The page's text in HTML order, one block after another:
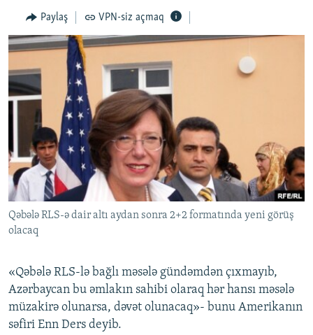
QANUNI DOĞRU
ARAŞDIRMA
MULTIMEDIA
VIDEO
FOTOQALEREYA
İNFOQRAFIKA
KARIKATURA
RADIO ARXIV
AZƏRBAYCAN ƏDƏBIYYATI KITABXANASI
İSLAM VƏ DEMOKRATIYA
İZ - MƏDƏNIYYƏT PROQRAMI
HAQQIMIZDA
MISSIYAMIZ
PEŞƏ ETIKASI VƏ JURNALISTIKA STANDARTLARIMIZ
MATERIALLARIMIZDAN ISTIFADƏ
AZADLIQRADIOSU MOBIL TELEFONUNUZDA
XƏBƏR BÜLLETENLƏRIMIZ
BIZI IZLƏ
RFE/RL-in bütün saytları
Paylaş VPN-siz açmaq
Qəbələ RLS-ə dair altı aydan sonra 2+2 formatında yeni görüş
olacaq
«Qəbələ RLS-lə bağlı məsələ gündəmdən çıxmayıb,
Azərbaycan bu əmlakın sahibi olaraq hər hansı məsələ
müzakirə olunarsa, dəvət olunacaq»- bunu Amerikanın
səfiri Enn Ders deyib.